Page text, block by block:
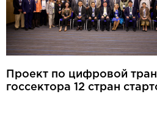
Проект по цифровой
госсектора 12 стран